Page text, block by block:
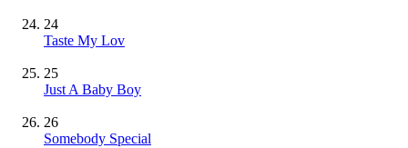
24
Taste My Lov
25
Just A Baby Boy
26
Somebody Special